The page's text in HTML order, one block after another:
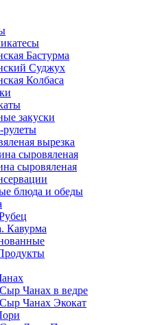
Бастурма
Суджух
Колбаса
закуски
вырезка
сыровяленая
сыровяленая
блюда и обеды
Кавурма
Сыр Чанах в ведре
Сыр Чанах Экокат